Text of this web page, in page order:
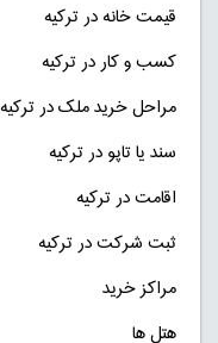
قیمت خانه در ترکیه
کسب و کار در ترکیه
مراحل خرید ملک در ترکیه
سند یا تاپو در ترکیه
اقامت در ترکیه
ثبت شرکت در ترکیه
مراکز خرید
هتل ها